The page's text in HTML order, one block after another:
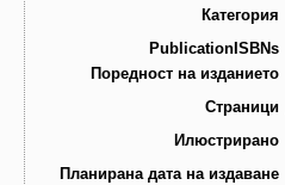
Категория
PublicationISBNs
Поредност на изданието
Страници
Илюстрирано
Планирана дата на издаване